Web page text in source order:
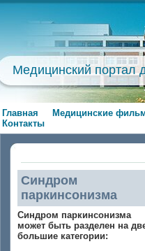
Медицинский портал
Главная Медицинские
Контакты
Cиндром
паркинсонизма
Cиндром паркинсонизма
может быть разделен на
большие категории: